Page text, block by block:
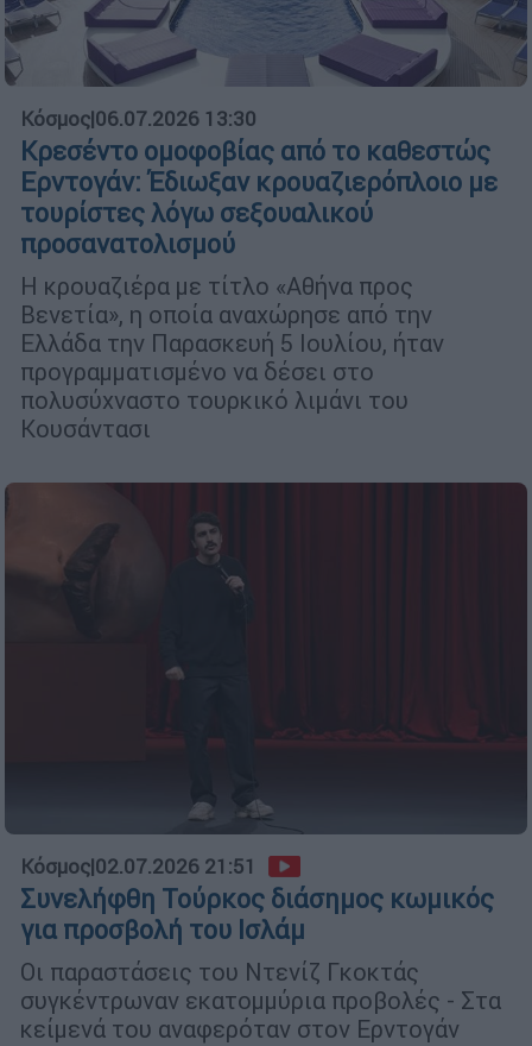
Κόσμος|06.07.2026 13:30
Κρεσέντο ομοφοβίας από το καθεστώς
Ερντογάν: Έδιωξαν κρουαζιερόπλοιο με
τουρίστες λόγω σεξουαλικού
προσανατολισμού
Η κρουαζιέρα με τίτλο «Αθήνα προς
Βενετία», η οποία αναχώρησε από την
Ελλάδα την Παρασκευή 5 Ιουλίου, ήταν
προγραμματισμένο να δέσει στο
πολυσύχναστο τουρκικό λιμάνι του
Κουσάντασι
Κόσμος|02.07.2026 21:51
Συνελήφθη Τούρκος διάσημος κωμικός
για προσβολή του Ισλάμ
Οι παραστάσεις του Ντενίζ Γκοκτάς
συγκέντρωναν εκατομμύρια προβολές - Στα
κείμενά του αναφερόταν στον Ερντογάν